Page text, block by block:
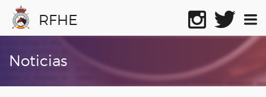
RFHE
Noticias